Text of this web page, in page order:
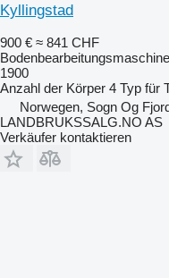
Kyllingstad
900 € ≈ 841 CHF
1900
Anzahl der Körper 4 Typ für
Norwegen, Sogn Og
LANDBRUKSSALG.NO AS
Verkäufer kontaktieren